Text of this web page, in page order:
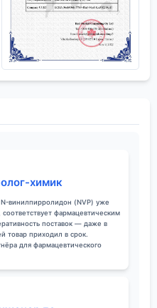
химик
винилпирролидон (NVP) уже
фармацевтическим
поставок — даже в
товар приходил в срок.
для фармацевтического